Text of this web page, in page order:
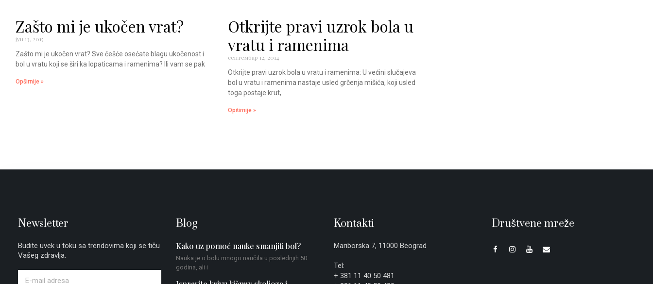
Zašto mi je ukočen vrat?
јун 13, 2015
Zašto mi je ukočen vrat? Sve češće osećate blagu ukočenost i
bol u vratu koji se širi ka lopaticama i ramenima? Ili vam se pak
Opširnije »
Otkrijte pravi uzrok bola u
vratu i ramenima
септембар 12, 2014
Otkrijte pravi uzrok bola u vratu i ramenima: U većini slučajeva
bol u vratu i ramenima nastaje usled grčenja mišića, koji usled
toga postaje krut,
Opširnije »
Newsletter
Budite uvek u toku sa trendovima koji se tiču
Vašeg zdravlja.
Blog
Kako uz pomoć nauke smanjiti bol?
Nauka je o bolu mnogo naučila u poslednjih 50
godina, ali i
Kontakti
Mariborska 7, 11000 Beograd
Tel:
+ 381 11 40 50 481
Društvene mreže